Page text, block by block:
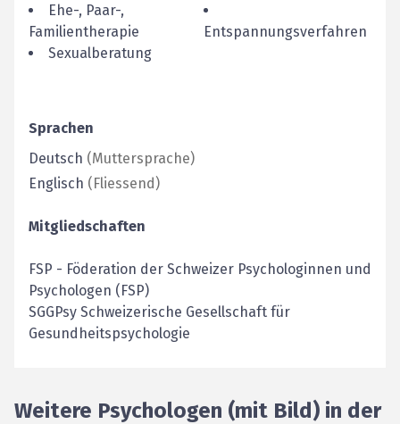
Ehe-, Paar-,
Familientherapie
Entspannungsverfahren
Sexualberatung
Sprachen
Deutsch (Muttersprache)
Englisch (Fliessend)
Mitgliedschaften
FSP - Föderation der Schweizer Psychologinnen und
Psychologen (FSP)
SGGPsy Schweizerische Gesellschaft für
Gesundheitspsychologie
Weitere Psychologen (mit Bild) in der